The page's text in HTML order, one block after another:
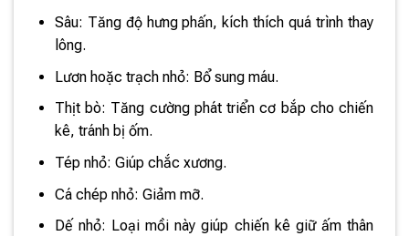
Sâu: Tăng độ hưng phấn, kích thích quá trình thay
lông.
Lươn hoặc trạch nhỏ: Bổ sung máu.
Thịt bò: Tăng cường phát triển cơ bắp cho chiến
kê, tránh bị ốm.
Tép nhỏ: Giúp chắc xương.
Cá chép nhỏ: Giảm mỡ.
Dế nhỏ: Loại mồi này giúp chiến kê giữ ấm thân